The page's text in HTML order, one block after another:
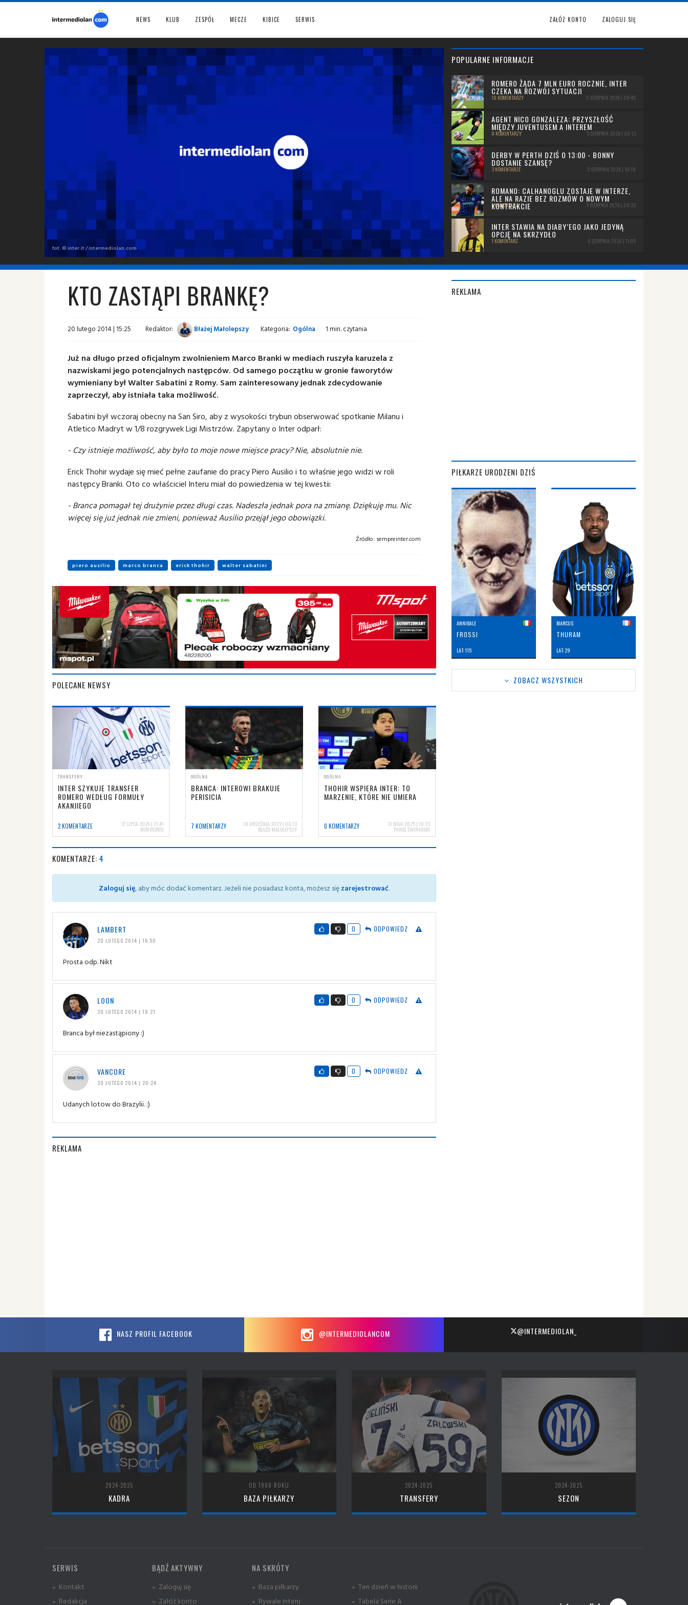
NEWS KLUB ZESPÓŁ MECZE KIBICE SERWIS ZAŁÓŻ KONTO ZALOGUJ SIĘ
fot. © inter.it / intermediolan.com
POPULARNE INFORMACJE
ROMERO ŻĄDA 7 MLN EURO ROCZNIE, INTER
CZEKA NA ROZWÓJ SYTUACJI
10 KOMENTARZY 5 SIERPNIA 2026 | 09:45
AGENT NICO GONZALEZA: PRZYSZŁOŚĆ
MIĘDZY JUVENTUSEM A INTEREM
0 KOMENTARZY 5 SIERPNIA 2026 | 00:13
DERBY W PERTH DZIŚ O 13:00 - BONNY
DOSTANIE SZANSĘ?
3 KOMENTARZE 5 SIERPNIA 2026 | 10:19
ROMANO: CALHANOGLU ZOSTAJE W INTERZE,
ALE NA RAZIE BEZ ROZMÓW O NOWYM
KONTRAKCIE
1 KOMENTARZ 5 SIERPNIA 2026 | 09:32
INTER STAWIA NA DIABY’EGO JAKO JEDYNĄ
OPCJĘ NA SKRZYDŁO
1 KOMENTARZ 6 SIERPNIA 2026 | 11:05
KTO ZASTĄPI BRANKĘ?
20 lutego 2014 | 15:25 Redaktor: Błażej Małolepszy Kategoria: Ogólna 1 min. czytania
Już na długo przed oficjalnym zwolnieniem Marco Branki w mediach ruszyła karuzela z
nazwiskami jego potencjalnych następców. Od samego początku w gronie faworytów
wymieniany był Walter Sabatini z Romy. Sam zainteresowany jednak zdecydowanie
zaprzeczył, aby istniała taka możliwość.
Sabatini był wczoraj obecny na San Siro, aby z wysokości trybun obserwować spotkanie Milanu i
Atletico Madryt w 1/8 rozgrywek Ligi Mistrzów. Zapytany o Inter odparł:
- Czy istnieje możliwość, aby było to moje nowe miejsce pracy? Nie, absolutnie nie.
Erick Thohir wydaje się mieć pełne zaufanie do pracy Piero Ausilio i to właśnie jego widzi w roli
następcy Branki. Oto co właściciel Interu miał do powiedzenia w tej kwestii:
- Branca pomagał tej drużynie przez długi czas. Nadeszła jednak pora na zmianę. Dziękuję mu. Nic
więcej się już jednak nie zmieni, ponieważ Ausilio przejął jego obowiązki.
Źródło: sempreinter.com
piero ausilio marco branca erick thohir walter sabatini
POLECANE NEWSY
TRANSFERY
INTER SZYKUJE TRANSFER
ROMERO WEDŁUG FORMUŁY
AKANJIEGO
2 KOMENTARZE 27 LIPCA 2026 | 21:41
NERIOCORSI
OGÓLNA
BRANCA: INTEROWI BRAKUJE
PERISICIA
7 KOMENTARZY 18 WRZEŚNIA 2022 | 00:13
BŁAŻEJ MAŁOLEPSZY
OGÓLNA
THOHIR WSPIERA INTER: TO
MARZENIE, KTÓRE NIE UMIERA
0 KOMENTARZY 31 MAJA 2025 | 18:23
PAWEŁ ŚWINARSKI
KOMENTARZE: 4
Zaloguj się, aby móc dodać komentarz. Jeżeli nie posiadasz konta, możesz sięzarejestrować.
LAMBERT
20 LUTEGO 2014 | 16:50
0 ODPOWIEDZ
Prosta odp. Nikt
LOON
20 LUTEGO 2014 | 18:21
0 ODPOWIEDZ
Branca był niezastąpiony :)
VANCORE
20 LUTEGO 2014 | 20:24
0 ODPOWIEDZ
Udanych lotow do Brazylii. :)
REKLAMA
REKLAMA
PIŁKARZE URODZENI DZIŚ
ANNIBALE
FROSSI
LAT: 115
MARCUS
THURAM
LAT: 29
ZOBACZ WSZYSTKICH
NASZ PROFIL FACEBOOK @INTERMEDIOLANCOM @INTERMEDIOLAN_
2024-2025
KADRA
OD 1908 ROKU
BAZA PIŁKARZY
2024-2025
TRANSFERY
2024-2025
SEZON
SERWIS
» Kontakt
» Redakcja
BĄDŹ AKTYWNY
» Zaloguj się
» Załóż konto
NA SKRÓTY
» Baza piłkarzy
» Rywale Interu
» Ten dzień w historii
» Tabela Serie A